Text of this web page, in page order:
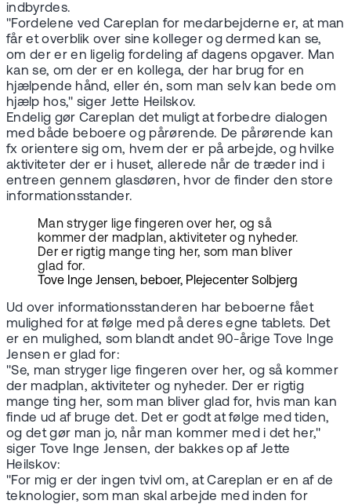
indbyrdes.
"Fordelene ved Careplan for medarbejderne er, at man
får et overblik over sine kolleger og dermed kan se,
om der er en ligelig fordeling af dagens opgaver. Man
kan se, om der er en kollega, der har brug for en
hjælpende hånd, eller én, som man selv kan bede om
hjælp hos," siger Jette Heilskov.
Endelig gør Careplan det muligt at forbedre dialogen
med både beboere og pårørende. De pårørende kan
fx orientere sig om, hvem der er på arbejde, og hvilke
aktiviteter der er i huset, allerede når de træder ind i
entreen gennem glasdøren, hvor de finder den store
informationsstander.
Man stryger lige fingeren over her, og så
kommer der madplan, aktiviteter og nyheder.
Der er rigtig mange ting her, som man bliver
glad for.
Tove Inge Jensen, beboer, Plejecenter Solbjerg
Ud over informationsstanderen har beboerne fået
mulighed for at følge med på deres egne tablets. Det
er en mulighed, som blandt andet 90-årige Tove Inge
Jensen er glad for:
"Se, man stryger lige fingeren over her, og så kommer
der madplan, aktiviteter og nyheder. Der er rigtig
mange ting her, som man bliver glad for, hvis man kan
finde ud af bruge det. Det er godt at følge med tiden,
og det gør man jo, når man kommer med i det her,"
siger Tove Inge Jensen, der bakkes op af Jette
Heilskov:
"For mig er der ingen tvivl om, at Careplan er en af de
teknologier, som man skal arbejde med inden for